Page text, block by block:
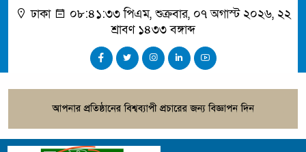
ঢাকা ০৮:৪১:৩৪ পিএম, শুক্রবার, ০৭ অগাস্ট ২০২৬, ২২
শ্রাবণ ১৪৩৩ বঙ্গাব্দ